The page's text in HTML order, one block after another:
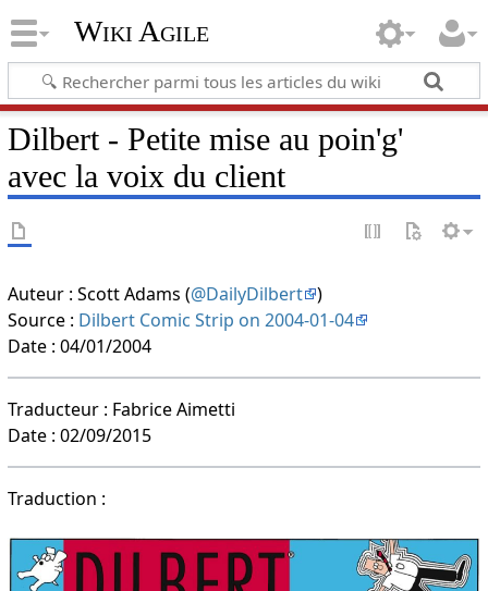
Wiki Agile
Dilbert - Petite mise au poin'g'
avec la voix du client
Auteur : Scott Adams (@DailyDilbert )
Source : Dilbert Comic Strip on 2004-01-04
Date : 04/01/2004
Traducteur : Fabrice Aimetti
Date : 02/09/2015
Traduction :